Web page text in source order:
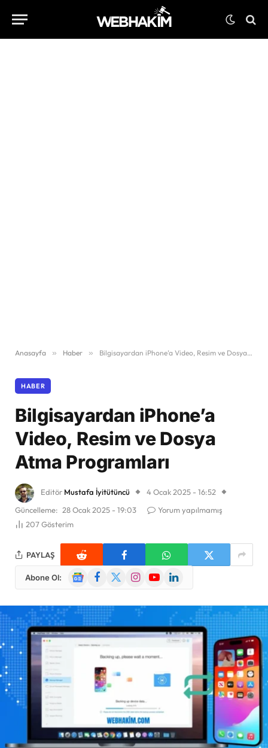
Anasayfa » Haber » Bilgisayardan iPhone’a Video, Resim ve Dosya Atma Programları
HABER
Bilgisayardan iPhone’a
Video, Resim ve Dosya
Atma Programları
Editör Mustafa İyitütüncü
4 Ocak 2025 - 16:52
Güncelleme: 28 Ocak 2025 - 19:03
Yorum yapılmamış
207Gösterim
PAYLAŞ
Abone Ol:
GoogleFacebook
X
InstagramYouTubeLinkedIn